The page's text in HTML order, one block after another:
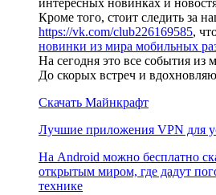
Кроме того, стоит следить за
https://vk.com/club226169585,
новинки из мира мобильных
На сегодня это все события из
До скорых встреч и
Скачать Майнкрафт
Лучшие приложения VPN для
На Android можно бесплатно
открытым миром, где дадут
технике